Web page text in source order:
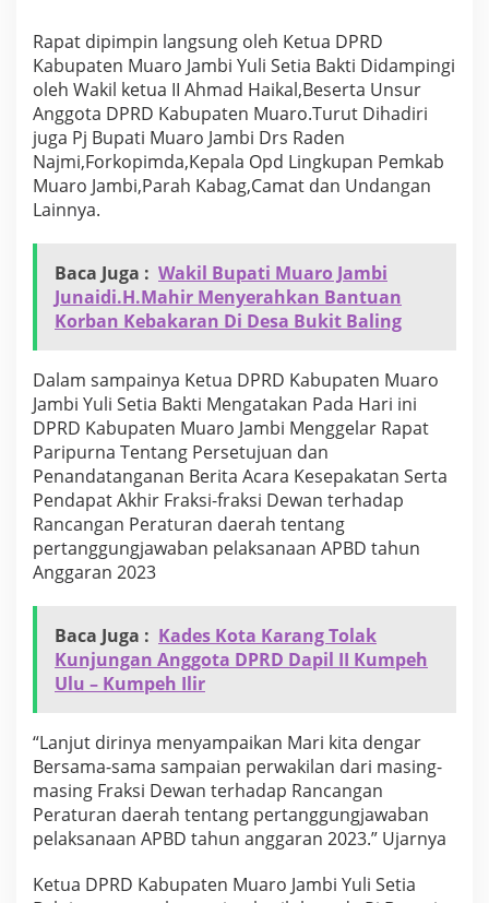
g
P
e
r
s
e
u
j
d
a
n
P
a
n
d
a
a
n
g
a
e
r
i
A
c
r
a
K
s
e
Rapat dipimpin langsung oleh Ketua DPRD
Kabupaten Muaro Jambi Yuli Setia Bakti Didampingi
oleh Wakil ketua II Ahmad Haikal,Beserta Unsur
Anggota DPRD Kabupaten Muaro.Turut Dihadiri
juga Pj Bupati Muaro Jambi Drs Raden
Najmi,Forkopimda,Kepala Opd Lingkupan Pemkab
Muaro Jambi,Parah Kabag,Camat dan Undangan
Lainnya.
Baca Juga : Wakil Bupati Muaro Jambi
Junaidi.H.Mahir Menyerahkan Bantuan
Korban Kebakaran Di Desa Bukit Baling
Dalam sampainya Ketua DPRD Kabupaten Muaro
Jambi Yuli Setia Bakti Mengatakan Pada Hari ini
DPRD Kabupaten Muaro Jambi Menggelar Rapat
Paripurna Tentang Persetujuan dan
Penandatanganan Berita Acara Kesepakatan Serta
Pendapat Akhir Fraksi-fraksi Dewan terhadap
Rancangan Peraturan daerah tentang
pertanggungjawaban pelaksanaan APBD tahun
Anggaran 2023
Baca Juga : Kades Kota Karang Tolak
Kunjungan Anggota DPRD Dapil II Kumpeh
Ulu – Kumpeh Ilir
“Lanjut dirinya menyampaikan Mari kita dengar
Bersama-sama sampaian perwakilan dari masing-
masing Fraksi Dewan terhadap Rancangan
Peraturan daerah tentang pertanggungjawaban
pelaksanaan APBD tahun anggaran 2023.” Ujarnya
Ketua DPRD Kabupaten Muaro Jambi Yuli Setia